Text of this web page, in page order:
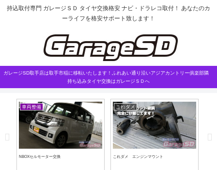
持込取付専門 ガレージＳＤ タイヤ交換格安 ナビ・ドラレコ取付！ あなたのカ
ーライフを格安サポート致します！
ガレージSD取手店は取手市稲に移転いたします！ふれあい通り沿いアジアカントリー俱楽部隣
持ち込みタイヤ交換はガレージＳＤへ
車両整備
NBOXセルモーター交換
これダメ
これダメ エンジンマウント